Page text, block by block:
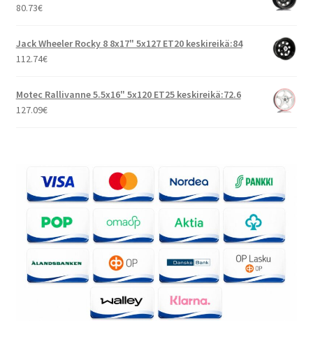
80.73€
Jack Wheeler Rocky 8 8x17" 5x127 ET20 keskireikä:84
112.74€
Motec Rallivanne 5.5x16" 5x120 ET25 keskireikä:72.6
127.09€